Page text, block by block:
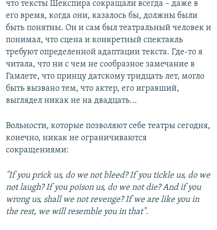
что тексты Шекспира сокращали всегда – даже в
его время, когда они, казалось бы, должны были
быть понятны. Он и сам был театральный человек и
понимал, что сцена и конкретный спектакль
требуют определенной адаптации текста. Где-то я
читала, что ни с чем не сообразное замечание в
Гамлете, что принцу датскому тридцать лет, могло
быть вызвано тем, что актер, его игравший,
выглядел никак не на двадцать...
Вольности, которые позволяют себе театры сегодня,
конечно, никак не ограничиваются
сокращениями:
"If you prick us, do we not bleed? If you tickle us, do we
not laugh? If you poison us, do we not die? And if you
wrong us, shall we not revenge? If we are like you in
the rest, we will resemble you in that".